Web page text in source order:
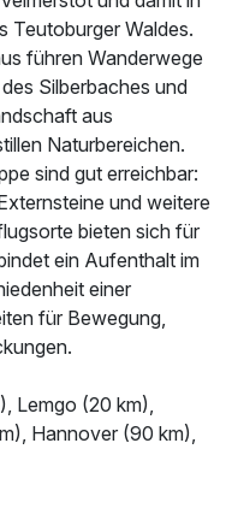
Teutoburger Waldes.
führen Wanderwege
Silberbaches und
aus
Naturbereichen.
sind gut erreichbar:
und weitere
bieten sich für
ein Aufenthalt im
einer
für Bewegung,
Lemgo (20 km),
Hannover (90 km),